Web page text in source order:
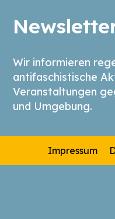
Wir informieren
antifaschistische
Veranstaltungen
und Umgebung.
Impressum